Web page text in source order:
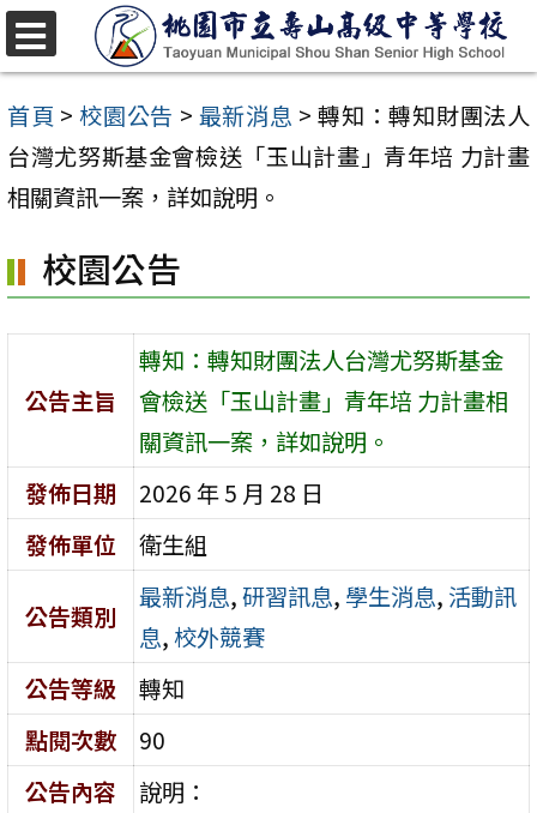
跳
至
主
要
內
區
首頁 > 校園公告 > 最新消息 > 轉知：轉知財團法人
台灣尤努斯基金會檢送「玉山計畫」青年培 力計畫
相關資訊一案，詳如說明。
校園公告
公告主旨
轉知：轉知財團法人台灣尤努斯基金
會檢送「玉山計畫」青年培 力計畫相
關資訊一案，詳如說明。
發佈日期
2026 年 5 月 28 日
發佈單位
衛生組
公告類別
最新消息,研習訊息, 學生消息, 活動訊
息,校外競賽
公告等級
轉知
點閱次數
90
公告內容
說明：
選
單